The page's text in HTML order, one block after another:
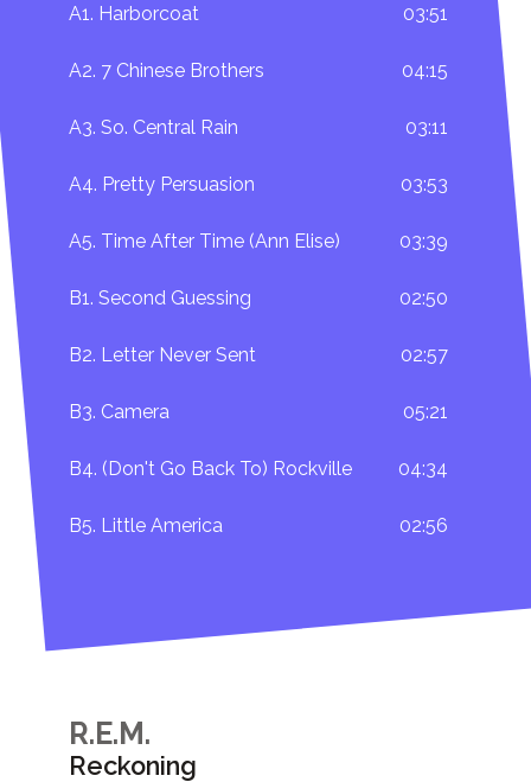
A1. Harborcoat 03:51
A2. 7 Chinese Brothers 04:15
A3. So. Central Rain 03:11
A4. Pretty Persuasion 03:53
A5. Time After Time (Ann Elise) 03:39
B1. Second Guessing 02:50
B2. Letter Never Sent 02:57
B3. Camera 05:21
B4. (Don't Go Back To) Rockville 04:34
B5. Little America 02:56
R.E.M.
Reckoning